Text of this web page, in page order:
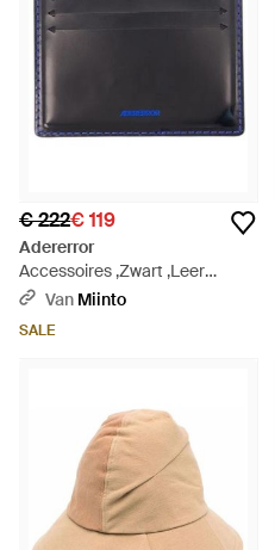
€ 222€ 119
Adererror
Accessoires ,Zwart ,Leer
Wallets & Cardholders - Grijs
Van Miinto
SALE